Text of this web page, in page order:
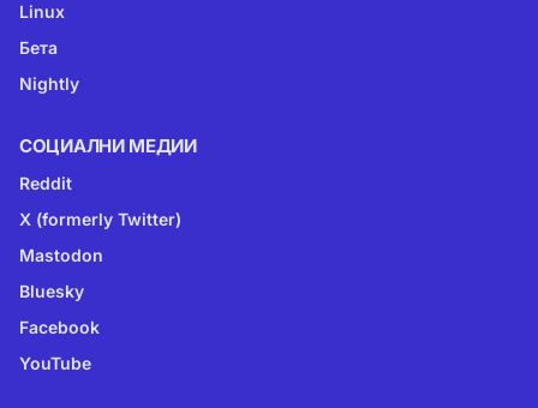
Linux
Бета
Nightly
СОЦИАЛНИ МЕДИИ
Reddit
X (formerly Twitter)
Mastodon
Bluesky
Facebook
YouTube